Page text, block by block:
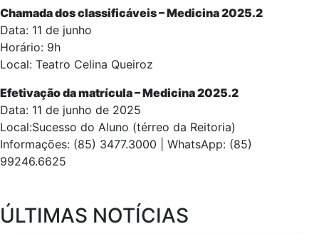
Chamada dos classificáveis – Medicina 2025.2
Data: 11 de junho
Horário: 9h
Local: Teatro Celina Queiroz
Efetivação da matrícula – Medicina 2025.2
Data: 11 de junho de 2025
Local:Sucesso do Aluno (térreo da Reitoria)
Informações: (85) 3477.3000 | WhatsApp: (85)
99246.6625
ÚLTIMAS NOTÍCIAS